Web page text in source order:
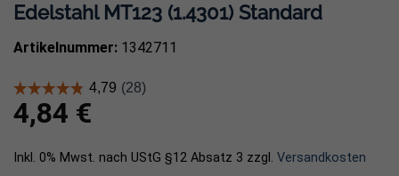
Edelstahl MT123 (1.4301) Standard
Artikelnummer: 1342711
4,84 €
Inkl. 0% Mwst. nach UStG §12 Absatz 3 zzgl. Versandkosten